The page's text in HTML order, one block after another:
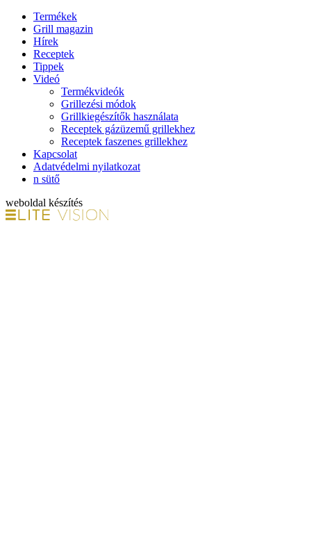
Termékek
Grill magazin
Hírek
Receptek
Tippek
Videó
Termékvideók
Grillezési módok
Grillkiegészítők használata
Receptek gázüzemű grillekhez
Receptek faszenes grillekhez
Kapcsolat
Adatvédelmi nyilatkozat
n sütő
weboldal készítés